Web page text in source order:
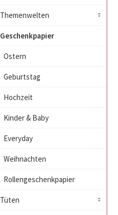
Themenwelten
Geschenkpapier
Ostern
Geburtstag
Hochzeit
Kinder & Baby
Everyday
Weihnachten
Rollengeschenkpapier
Tüten